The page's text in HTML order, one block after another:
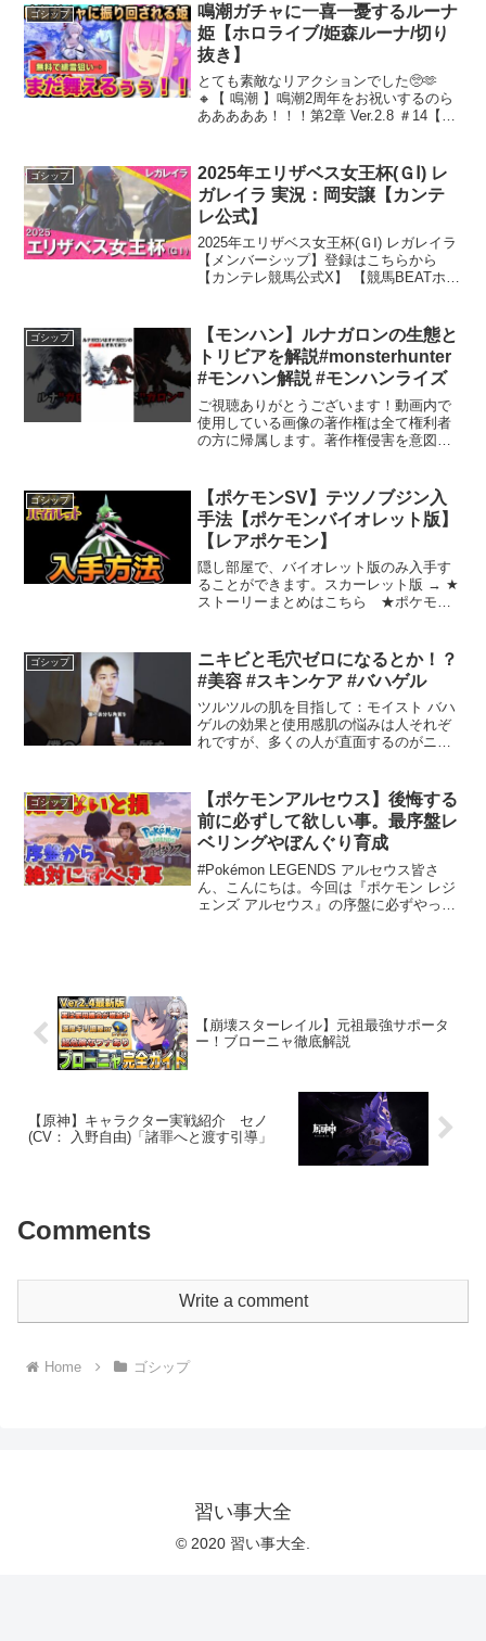
ゴシップ
鳴潮ガチャに一喜一憂するルーナ
姫【ホロライブ/姫森ルーナ/切り
抜き】
とても素敵なリアクションでした🥺🫶
🔸【 鳴潮 】鳴潮2周年をお祝いするのら
あああああ！！！第2章 Ver.2.8 ＃14【姫
鳴潮0:00 緋雪を狙うルーナ姫...
ゴシップ
2025年エリザベス女王杯(ＧⅠ) レ
ガレイラ 実況：岡安譲【カンテ
レ公式】
2025年エリザベス女王杯(ＧⅠ) レガレイラ
【メンバーシップ】登録はこちらから
【カンテレ競馬公式X】 【競馬BEATホー
#エリザベス女王杯 #レガレイラ申し訳
あ...
ゴシップ
【モンハン】ルナガロンの生態と
トリビアを解説#monsterhunter
#モンハン解説 #モンハンライズ
ご視聴ありがとうございます！動画内で
使用している画像の著作権は全て権利者
の方に帰属します。著作権侵害を意図し
りましたら下記にご連絡宜しくお願い致
します。hosao361...
ゴシップ
【ポケモンSV】テツノブジン入
手法【ポケモンバイオレット版】
【レアポケモン】
隠し部屋で、バイオレット版のみ入手す
ることができます。スカーレット版 → ★
ストーリーまとめはこちら ★ポケモン
ットバイオレット #ストーリー #ムービ
ー...
ゴシップ
ニキビと毛穴ゼロになるとか！？
#美容 #スキンケア #バハゲル
ツルツルの肌を目指して：モイスト バハ
ゲルの効果と使用感肌の悩みは人それぞ
れですが、多くの人が直面するのがニキ
ているのが「モイスト バハゲル」です。
この製品にはBHA（...
ゴシップ
【ポケモンアルセウス】後悔する
前に必ずして欲しい事。最序盤レ
ベリングやぼんぐり育成
#Pokémon LEGENDS アルセウス皆さ
ん、こんにちは。今回は『ポケモン レジ
ェンズ アルセウス』の序盤に必ずやって
【崩壊スターレイル】元祖最強サポータ
ー！ブローニャ徹底解説
【原神】キャラクター実戦紹介 セノ
(CV： 入野自由)「諸罪へと渡す引導」
Comments
Write a comment
Home ゴシップ
習い事大全
© 2020 習い事大全.